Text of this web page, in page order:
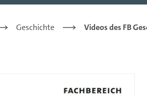
-
Geschichte Videos des FB